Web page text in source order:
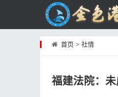
首页 >社情
福建法院：